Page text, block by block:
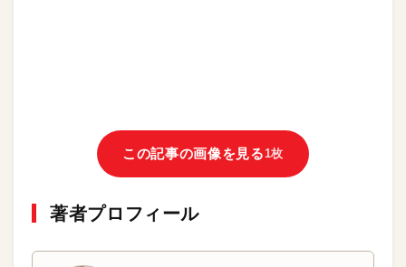
この記事の画像を見る1枚
著者プロフィール